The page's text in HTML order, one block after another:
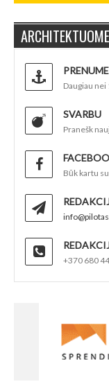
Daugiau
SVARBU
Pranešk
Būk kartu
+370 680